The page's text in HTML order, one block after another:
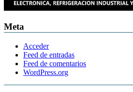
Meta
Acceder
Feed de entradas
Feed de comentarios
WordPress.org